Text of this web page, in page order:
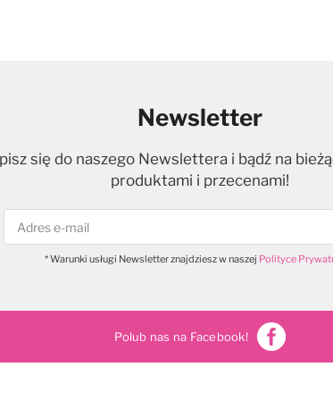
Newsletter
się do naszego Newslettera i bądź na
produktami i przecenami!
* Warunki usługi Newsletter znajdziesz w naszej Polityce
Polub nas na Facebook!